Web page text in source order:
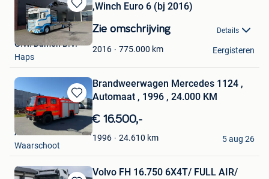
Bewaren
in
Mijn
Favorieten
,Winch Euro 6 (bj 2016)
Zie omschrijving Details
2016 775.000 km
G.W. Damen B.V.
Haps
Eergisteren
Bewaren
in
Mijn
Favorieten
Brandweerwagen Mercedes 1124 ,
Automaat , 1996 , 24.000 KM
€ 16.500,-
1996 24.610 km
Autohandel De Moor
Waarschoot
5 aug 26
Volvo FH 16.750 6X4T/ FULL AIR/